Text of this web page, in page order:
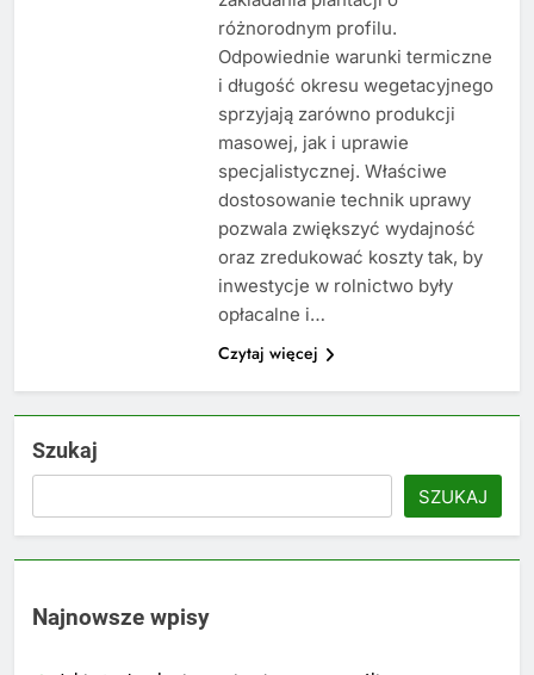
różnorodnym profilu.
Odpowiednie warunki termiczne
i długość okresu wegetacyjnego
sprzyjają zarówno produkcji
masowej, jak i uprawie
specjalistycznej. Właściwe
dostosowanie technik uprawy
pozwala zwiększyć wydajność
oraz zredukować koszty tak, by
inwestycje w rolnictwo były
opłacalne i…
Czytaj więcej
Szukaj
SZUKAJ
Najnowsze wpisy